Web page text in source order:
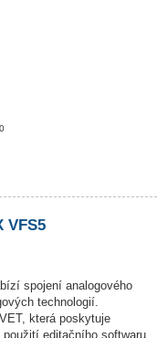
VFS5
spojení analogového
technologií.
která poskytuje
editačního softwaru